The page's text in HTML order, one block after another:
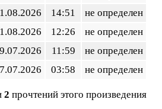
14:51
не определен
12:26
не определен
11:59
не определен
03:58 не определен
2 прочтений этого произведения